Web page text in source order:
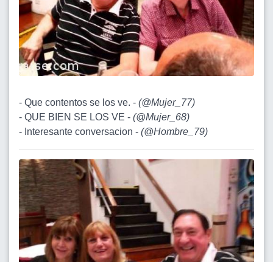
- Que contentos se los ve. - (@Mujer_77)
- QUE BIEN SE LOS VE - (@Mujer_68)
- Interesante conversacion - (@Hombre_79)